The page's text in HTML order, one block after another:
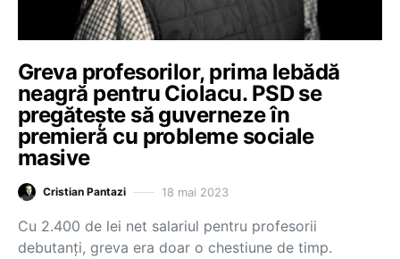
Greva profesorilor, prima lebădă
neagră pentru Ciolacu. PSD se
pregătește să guverneze în
premieră cu probleme sociale
masive
Cristian Pantazi 18 mai 2023
Cu 2.400 de lei net salariul pentru profesorii
debutanți, greva era doar o chestiune de timp.